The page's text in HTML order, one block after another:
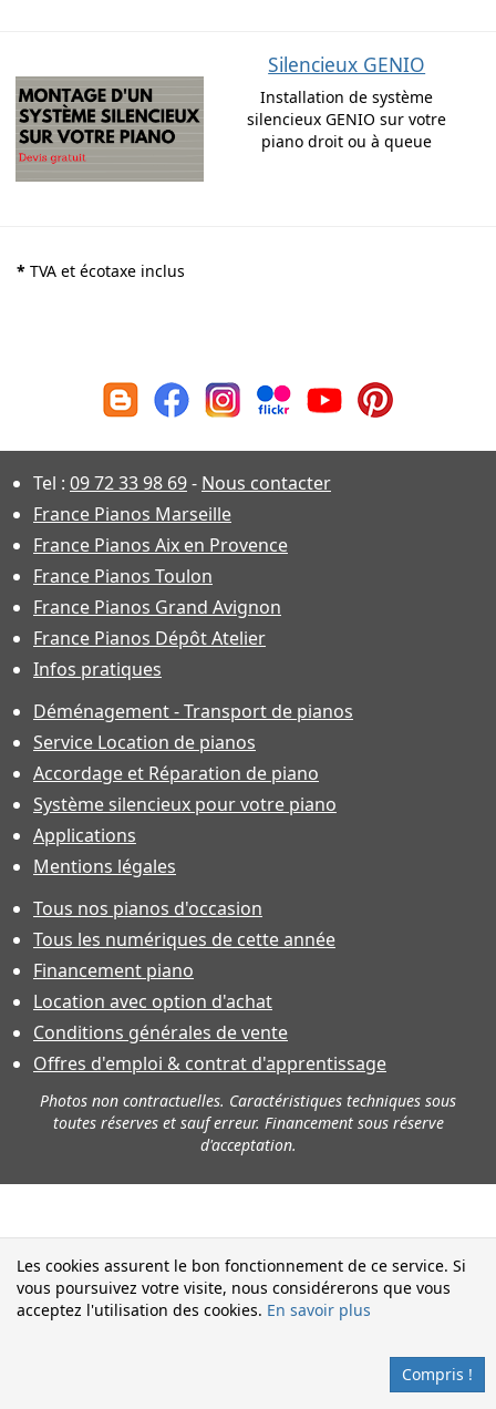
Les cookies assurent le bon fonctionnement de ce service. Si
vous poursuivez votre visite, nous considérerons que vous
acceptez l'utilisation des cookies. En savoir plus
Compris !
Silencieux GENIO
Installation de système
silencieux GENIO sur votre
piano droit ou à queue
* TVA et écotaxe inclus
Tel : 09 72 33 98 69- Nous contacter
France Pianos Marseille
France Pianos Aix en Provence
France Pianos Toulon
France Pianos Grand Avignon
France Pianos Dépôt Atelier
Infos pratiques
Déménagement - Transport de pianos
Service Location de pianos
Accordage et Réparation de piano
Système silencieux pour votre piano
Applications
Mentions légales
Tous nos pianos d'occasion
Tous les numériques de cette année
Financement piano
Location avec option d'achat
Conditions générales de vente
Offres d'emploi & contrat d'apprentissage
Photos non contractuelles. Caractéristiques techniques sous
toutes réserves et sauf erreur. Financement sous réserve
d'acceptation.